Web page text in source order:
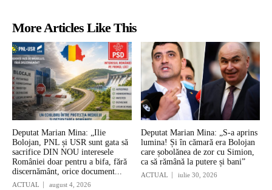
More Articles Like This
Deputat Marian Mina: „Ilie
Bolojan, PNL și USR sunt gata să
sacrifice DIN NOU interesele
României doar pentru a bifa, fără
discernământ, orice document...
ACTUAL august 4, 2026
Deputat Marian Mina: „S-a aprins
lumina! Și în cămară era Bolojan
care șobolănea de zor cu Simion,
ca să rămână la putere și bani”
ACTUAL iulie 30, 2026